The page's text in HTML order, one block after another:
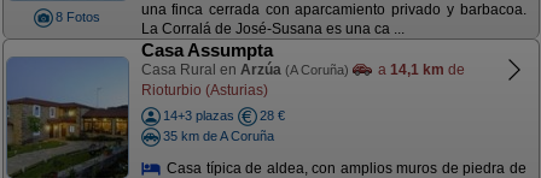
8 Fotos
una finca cerrada con aparcamiento privado y barbacoa.
La Corralá de José-Susana es una ca ...
Casa Assumpta
Casa Rural en Arzúa (A Coruña) a 14,1 km de
Rioturbio (Asturias)
14+3 plazas
28 €
35 km de A Coruña
Casa típica de aldea, con amplios muros de piedra de